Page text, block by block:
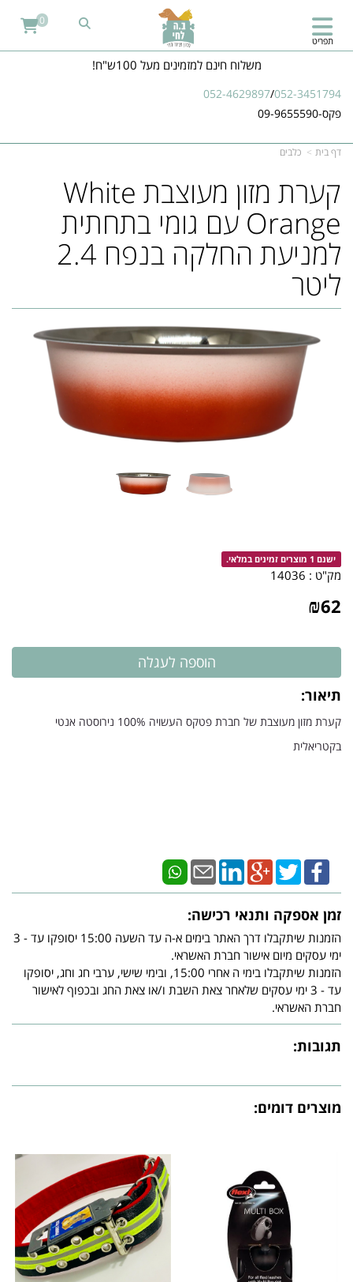
משלוח חינם למזמינים מעל 100ש"ח!
052-4629897/052-3451794
פקס-09-9655590
תפריט
0
דף בית כלבים
קערת מזון מעוצבת White
Orange עם גומי בתחתית
למניעת החלקה בנפח 2.4
ליטר
ישנם 1 מוצרים זמינים במלאי.
מק"ט : 14036
₪62
תיאור:
קערת מזון מעוצבת של חברת פטקס העשויה 100% נירוסטה אנטי
בקטריאלית
זמן אספקה ותנאי רכישה:
הזמנות שיתקבלו דרך האתר בימים א-ה עד השעה 15:00 יסופקו עד - 3
ימי עסקים מיום אישור חברת האשראי.
הזמנות שיתקבלו בימי ה אחרי 15:00, ובימי שישי, ערבי חג וחג, יסופקו
עד - 3 ימי עסקים שלאחר צאת השבת ו/או צאת החג ובכפוף לאישור
חברת האשראי.
תגובות:
מוצרים דומים: